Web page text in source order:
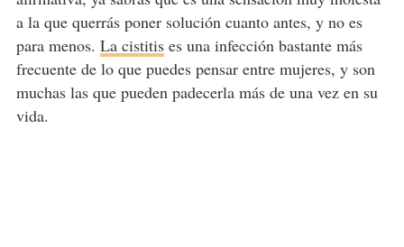
a la que querrás poner solución cuanto antes, y no es
para menos. La cistitises una infección bastante más
frecuente de lo que puedes pensar entre mujeres, y son
muchas las que pueden padecerla más de una vez en su
vida.